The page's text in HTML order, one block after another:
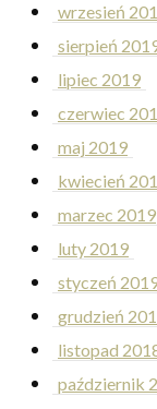
wrzesień
sierpień
lipiec 2019
czerwiec
maj 2019
kwiecień
marzec 2019
luty 2019
styczeń
grudzień
listopad
październik